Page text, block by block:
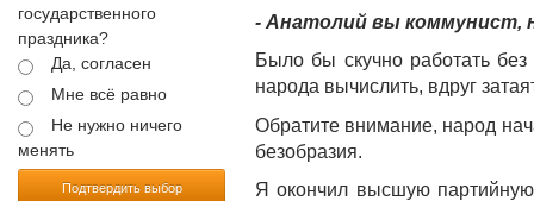
государственного
праздника?
Да, согласен
Мне всё равно
Не нужно ничего
менять
Подтвердить выбор
- Анатолий вы коммунист,
Было бы скучно работать
народа вычислить, вдруг
Обратите внимание, народ
безобразия.
Я окончил высшую